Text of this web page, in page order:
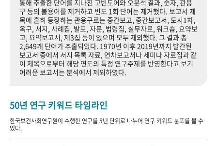
사진 아카이브 문서 기록물 행정박물 영상 기록물
+1주년 기념
성과 50선 숫자로 보는 50년 50+1주년 광장
세계와 함께 한 KIHASA
VR 역사관
통해 추출한 단어를 지나친 고빈도어와 오분석 결과, 숫자, 관용
구 등의 불용어를 제거하고 빈도 1회 단어는 제거했다. 보고서 제
목에 흔히 등장하는 관용구로는 중간보고, 중간보고서, 도시1차,
옥구, 서지, 사례집, 발표, 자문, 법령집, 실무자료, 워크숍, 요약보
고, 요약보고서, 제3집 등이 있으며 모두 제외했다. 그 결과 총
2,649개 단어가 추출되었다. 1970년 이후 2019년까지 발간된
보고서 중에서 서지 목록 자료, 연차보고서나 세미나 자료집과 같
이 제목으로부터 해당 연도의 특정 연구주제를 반영한다고 보기
어려운 보고서는 분석에서 제외하였다.
50년 연구 키워드 타임라인
한국보건사회연구원이 수행한 연구를 5년 단위로 나누어 연구 키워드 분포를 볼 수
있다.